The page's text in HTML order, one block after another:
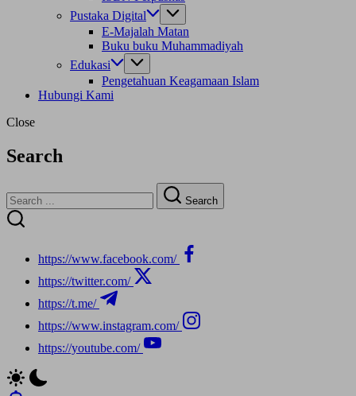
Pustaka Digital
E-Majalah Matan
Buku buku Muhammadiyah
Edukasi
Pengetahuan Keagamaan Islam
Hubungi Kami
Close
Search
Search
https://www.facebook.com/
https://twitter.com/
https://t.me/
https://www.instagram.com/
https://youtube.com/